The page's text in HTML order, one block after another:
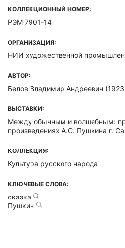
КОЛЛЕКЦИОННЫЙ НОМЕР:
РЭМ 7901-14
ОРГАНИЗАЦИЯ:
НИИ художественной
АВТОР:
Белов Владимир Андреевич
ВЫСТАВКИ:
Между обычным и волшебным:
произведениях А.С. Пушкина г.
КОЛЛЕКЦИЯ:
Культура русского народа
КЛЮЧЕВЫЕ СЛОВА:
сказка
Пушкин